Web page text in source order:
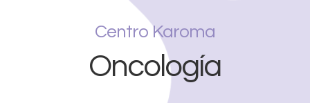
Centro Karoma
Oncología